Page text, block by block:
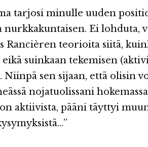
tarjosi minulle uuden
nurkkakuntaisen. Ei lohduta,
Rancièren teorioita siitä,
suinkaan tekemisen
Niinpä sen sijaan, että olisin
nojatuolissani
aktiivista, pääni täyttyi